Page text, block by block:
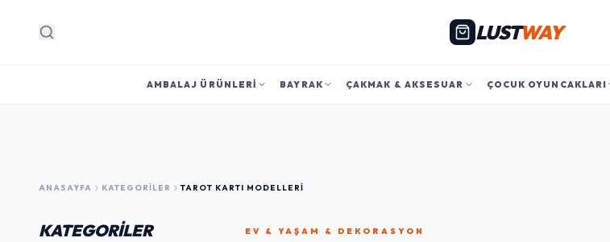
Arama LUSTWAY
AMBALAJ ÜRÜNLERI BAYRAK ÇAKMAK & AKSESUAR ÇOCUK OYUNCAKLARI
ANASAYFA KATEGORILER TAROT KARTI MODELLERI
KATEGORİLER EV & YAŞAM & DEKORASYON